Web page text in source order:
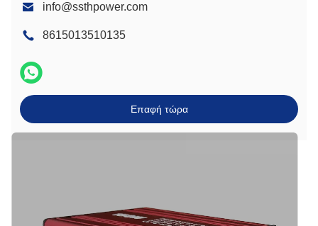
info@ssthpower.com
8615013510135
Επαφή τώρα